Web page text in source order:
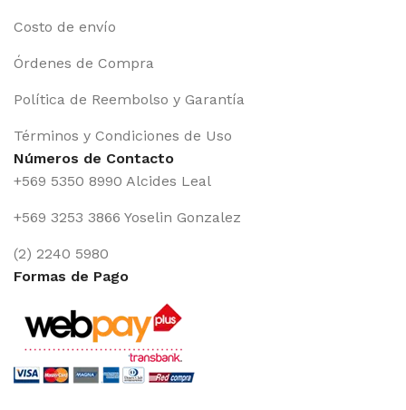
Costo de envío
Órdenes de Compra
Política de Reembolso y Garantía
Términos y Condiciones de Uso
Números de Contacto
+569 5350 8990 Alcides Leal
+569 3253 3866 Yoselin Gonzalez
(2) 2240 5980
Formas de Pago